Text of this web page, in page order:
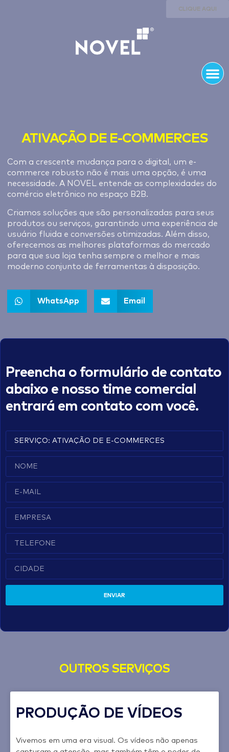
ATIVAÇÃO DE E-COMMERCES
Com a crescente mudança para o digital, um e-
commerce robusto não é mais uma opção, é uma
necessidade. A NOVEL entende as complexidades do
comércio eletrônico no espaço B2B.
Criamos soluções que são personalizadas para seus
produtos ou serviços, garantindo uma experiência de
usuário fluida e conversões otimizadas. Além disso,
oferecemos as melhores plataformas do mercado
para que sua loja tenha sempre o melhor e mais
moderno conjunto de ferramentas à disposição.
WhatsApp Email
Preencha o formulário de contato
abaixo e nosso time comercial
entrará em contato com você.
ENVIAR
OUTROS SERVIÇOS
PRODUÇÃO DE VÍDEOS
Vivemos em uma era visual. Os vídeos não apenas
CLIQUE AQUI